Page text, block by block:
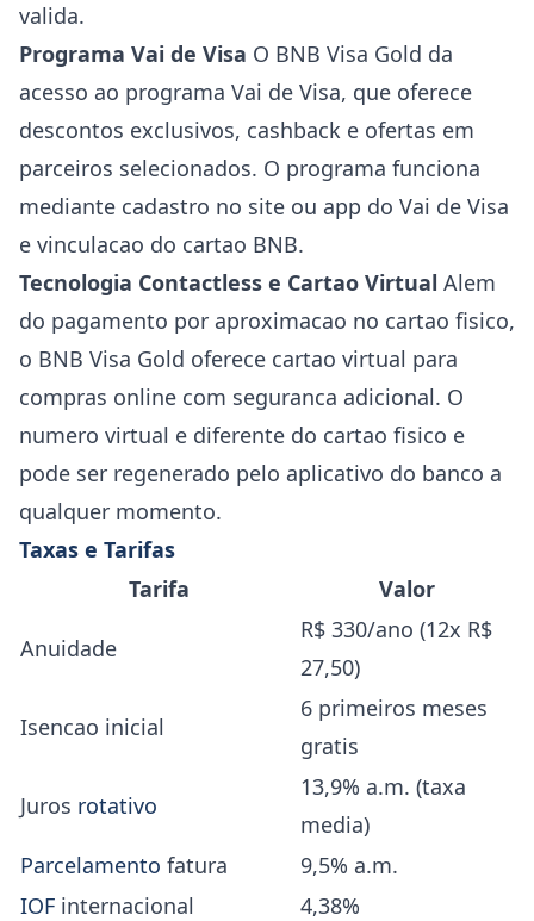
valida.
Programa Vai de Visa O BNB Visa Gold da
acesso ao programa Vai de Visa, que oferece
descontos exclusivos, cashback e ofertas em
parceiros selecionados. O programa funciona
mediante cadastro no site ou app do Vai de Visa
e vinculacao do cartao BNB.
Tecnologia Contactless e Cartao Virtual Alem
do pagamento por aproximacao no cartao fisico,
o BNB Visa Gold oferece cartao virtual para
compras online com seguranca adicional. O
numero virtual e diferente do cartao fisico e
pode ser regenerado pelo aplicativo do banco a
qualquer momento.
Taxas e Tarifas
Tarifa
Valor
Anuidade
R$ 330/ano (12x R$
27,50)
Isencao inicial
6 primeiros meses
gratis
Juros rotativo
13,9% a.m. (taxa
media)
Parcelamento fatura
9,5% a.m.
IOF internacional
4,38%